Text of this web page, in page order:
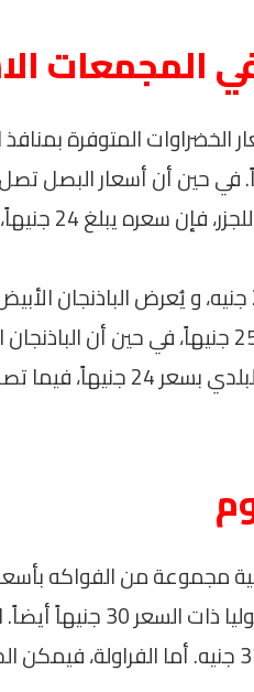
المجمعات
الخضراوات المتوفرة
البطاطس بسعر
إلى ذلك، تصل أسعار الكوسة إلى 25 جنيهاً،
يبلغ 15 جنيهاً. كما يتوفر
مجموعة من الفواكه